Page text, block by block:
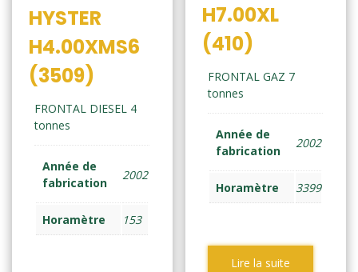
HYSTER
H4.00XMS6
(3509)
FRONTAL DIESEL 4
tonnes
Année de
fabrication
2002
Horamètre 153
H7.00XL
(410)
FRONTAL GAZ 7
tonnes
Année de
fabrication
2002
Horamètre 3399
Lire la suite